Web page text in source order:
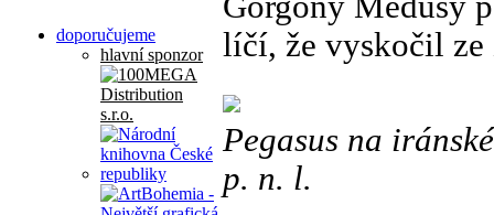
doporučujeme
hlavní sponzor
líčí, že vyskočil ze
Pegasus na
p. n. l.